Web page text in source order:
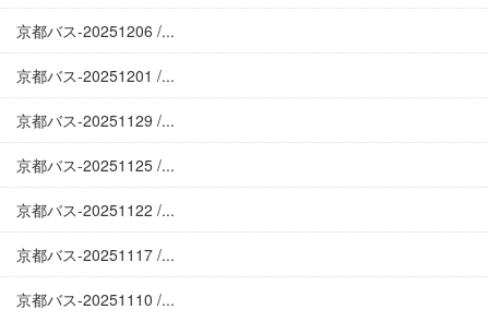
京都バス-20251206 /...
京都バス-20251201 /...
京都バス-20251129 /...
京都バス-20251125 /...
京都バス-20251122 /...
京都バス-20251117 /...
京都バス-20251110 /...